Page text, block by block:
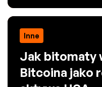
Inne
Jak bitomaty
Bitcoina jako